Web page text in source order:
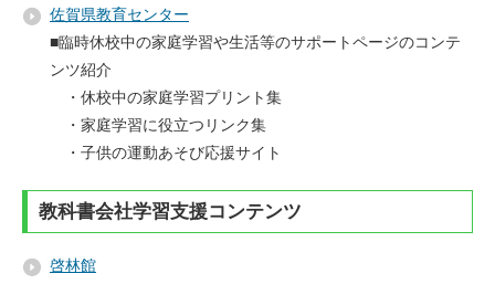
佐賀県教育センター
■臨時休校中の家庭学習や生活等のサポートページのコンテ
ンツ紹介
・休校中の家庭学習プリント集
・家庭学習に役立つリンク集
・子供の運動あそび応援サイト
教科書会社学習支援コンテンツ
啓林館